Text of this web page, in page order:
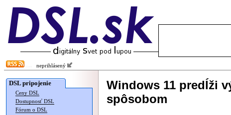
neprihlásený
DSL pripojenie
Ceny DSL
Dostupnosť DSL
Fórum o DSL
Windows 11 predĺži
spôsobom